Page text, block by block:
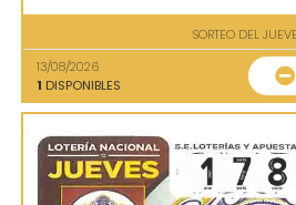
SORTEO DEL
13/08/2026
1 DISPONIBLES